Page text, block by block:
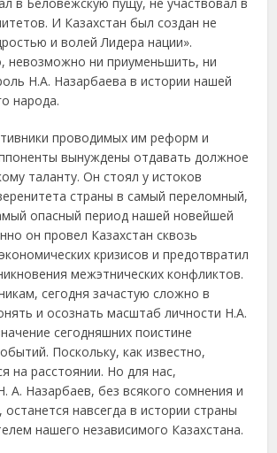
И Казахстан был создан не
и волей Лидера нации».
невозможно ни приуменьшить, ни
Н.А. Назарбаева в истории нашей
народа.
проводимых им реформ и
вынуждены отдавать должное
таланту. Он стоял у истоков
страны в самый переломный,
опасный период нашей новейшей
он провел Казахстан сквозь
кризисов и предотвратил
межэтнических конфликтов.
сегодня зачастую сложно в
и осознать масштаб личности Н.А.
сегодняшних поистине
Поскольку, как известно,
на расстоянии. Но для нас,
А. Назарбаев, без всякого сомнения и
останется навсегда в истории страны
нашего независимого Казахстана.